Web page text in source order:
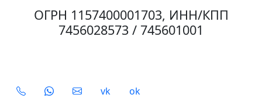
ОГРН 1157400001703, ИНН/КПП
7456028573 / 745601001
Social vk ok